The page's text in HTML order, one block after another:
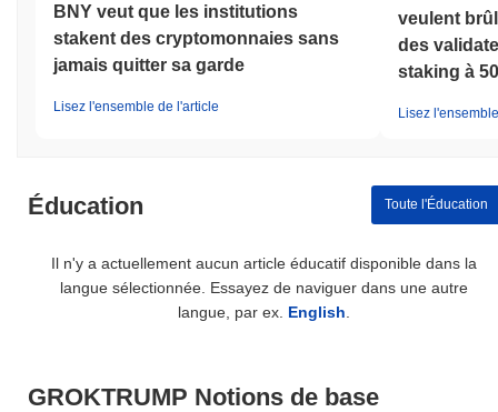
BNY veut que les institutions
stakent des cryptomonnaies sans
jamais quitter sa garde
Lisez l'ensemble de l'article
veulent
des
staking à
Lisez
Éducation Toute l'Éducation
Il n'y a actuellement aucun article éducatif disponible dans la
langue sélectionnée. Essayez de naviguer dans une autre
langue, par ex. English
GROKTRUMP Notions de base